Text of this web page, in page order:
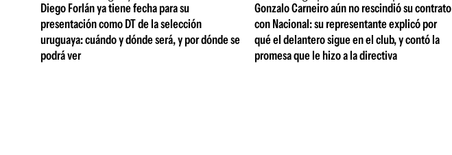
Diego Forlán ya tiene fecha para su
presentación como DT de la selección
uruguaya: cuándo y dónde será, y por dónde se
podrá ver
Gonzalo Carneiro aún no rescindió su contrato
con Nacional: su representante explicó por
qué el delantero sigue en el club, y contó la
promesa que le hizo a la directiva